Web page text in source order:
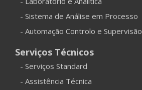
- Sistema de Análise em Processo
- Automação Controlo e Supervisão
Serviços Técnicos
- Serviços Standard
- Assistência Técnica